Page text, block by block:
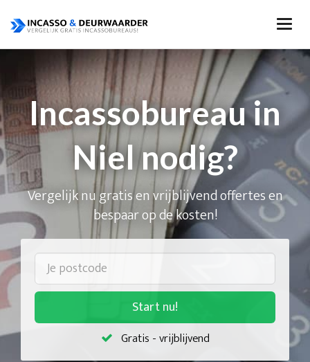
Incassobureau in
Niel nodig?
Vergelijk nu gratis en vrijblijvend offertes en
bespaar op de kosten!
Start nu!
Gratis - vrijblijvend